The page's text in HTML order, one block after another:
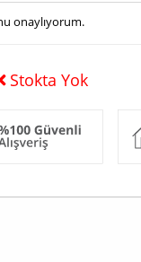
onaylıyorum.
Stokta Yok